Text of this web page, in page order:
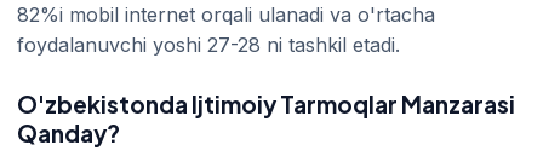
82%i mobil internet orqali ulanadi va o'rtacha
foydalanuvchi yoshi 27-28 ni tashkil etadi.
O'zbekistonda Ijtimoiy Tarmoqlar Manzarasi
Qanday?